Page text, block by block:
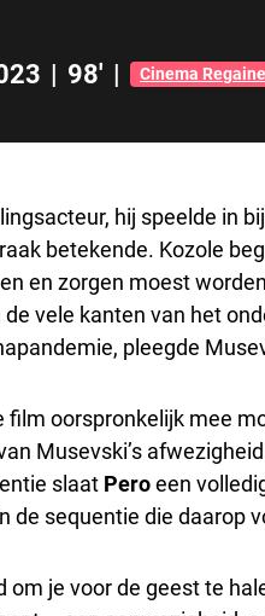
| 98' | Cinema
hij speelde in
betekende. Kozole
en zorgen moest
vele kanten van het
pleegde
oorspronkelijk mee
Musevski’s
slaat Peroeen
de sequentie die daarop
je voor de geest te